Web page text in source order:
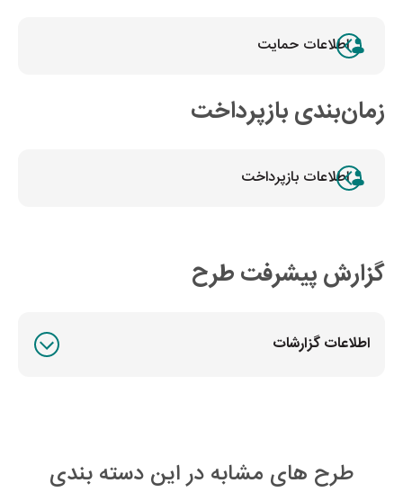
اطلاعات حمایت
زمان‌بندی بازپرداخت
اطلاعات بازپرداخت
گزارش پیشرفت طرح
اطلاعات گزارشات
طرح های مشابه در این دسته بندی